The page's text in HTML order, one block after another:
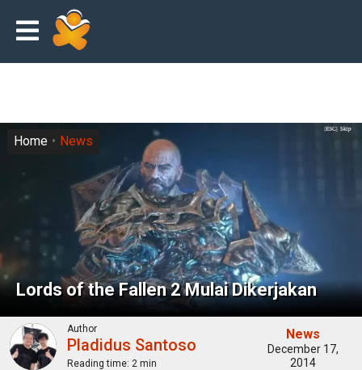
Lords of the Fallen 2 Mulai Dikerjakan
Home News
Author
Pladidus Santoso
Reading time: 2 min
News
December 17,
2014